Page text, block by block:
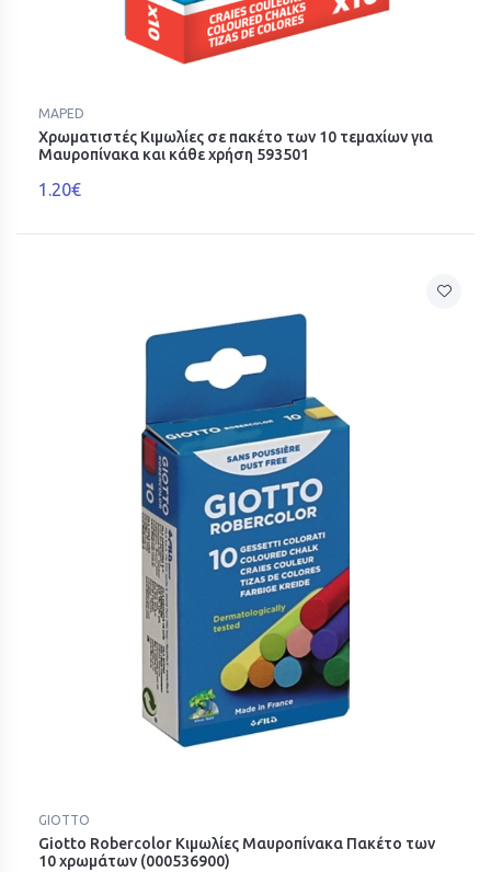
MAPED
Χρωματιστές Κιμωλίες σε πακέτο των 10 τεμαχίων για
Μαυροπίνακα και κάθε χρήση 593501
1.20€
GIOTTO
Giotto Robercolor Κιμωλίες Μαυροπίνακα Πακέτο των
10 χρωμάτων (000536900)